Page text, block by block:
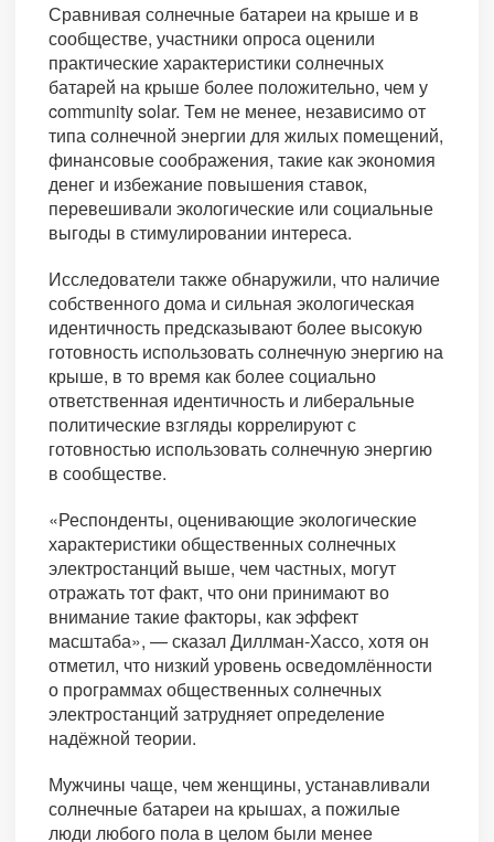
Сравнивая солнечные батареи на крыше и в
сообществе, участники опроса оценили
практические характеристики солнечных
батарей на крыше более положительно, чем у
community solar. Тем не менее, независимо от
типа солнечной энергии для жилых помещений,
финансовые соображения, такие как экономия
денег и избежание повышения ставок,
перевешивали экологические или социальные
выгоды в стимулировании интереса.
Исследователи также обнаружили, что наличие
собственного дома и сильная экологическая
идентичность предсказывают более высокую
готовность использовать солнечную энергию на
крыше, в то время как более социально
ответственная идентичность и либеральные
политические взгляды коррелируют с
готовностью использовать солнечную энергию
в сообществе.
«Респонденты, оценивающие экологические
характеристики общественных солнечных
электростанций выше, чем частных, могут
отражать тот факт, что они принимают во
внимание такие факторы, как эффект
масштаба», — сказал Диллман-Хассо, хотя он
отметил, что низкий уровень осведомлённости
о программах общественных солнечных
электростанций затрудняет определение
надёжной теории.
Мужчины чаще, чем женщины, устанавливали
солнечные батареи на крышах, а пожилые
люди любого пола в целом были менее